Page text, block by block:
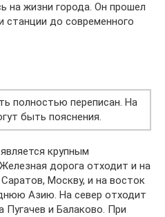
на жизни города. Он прошел
станции до современного
полностью переписан. На
быть пояснения.
крупным
дорога отходит и на
Москву, и на восток
Азию. На север отходит
и Балаково. При